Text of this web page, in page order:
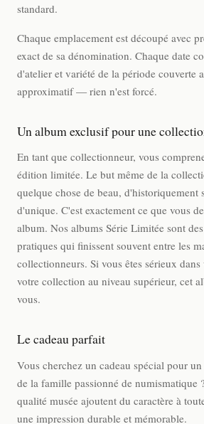
standard.
Chaque emplacement est découpé avec
exact de sa dénomination. Chaque date
d'atelier et variété de la période couverte
approximatif — rien n'est forcé.
Un album exclusif pour une
En tant que collectionneur, vous
édition limitée. Le but même de la
quelque chose de beau, d'historiquement
d'unique. C'est exactement ce que vous
album. Nos albums Série Limitée sont
pratiques qui finissent souvent entre les
collectionneurs. Si vous êtes sérieux
votre collection au niveau supérieur, cet
vous.
Le cadeau parfait
Vous cherchez un cadeau spécial pour
de la famille passionné de numismatique
qualité musée ajoutent du caractère à
une impression durable et mémorable.